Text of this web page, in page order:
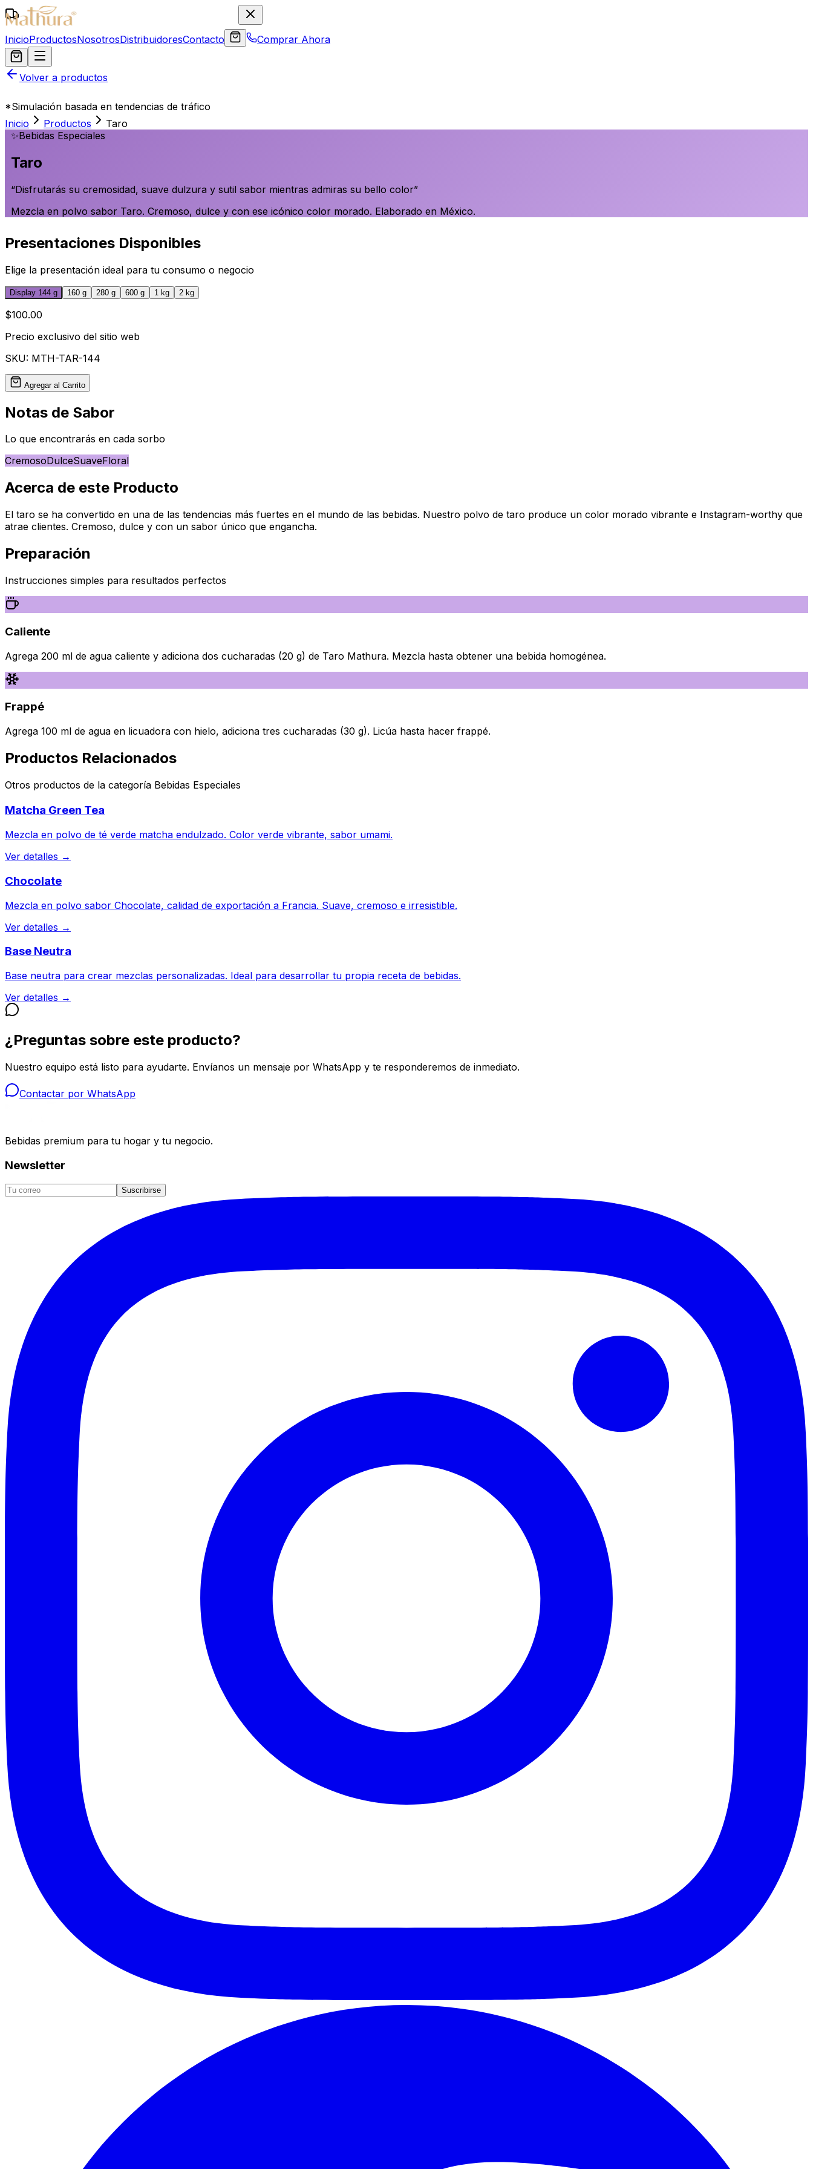
InicioProductosNosotrosDistribuidoresContacto Comprar Ahora
Volver a productos
*Simulación basada en tendencias de tráfico
Inicio
Productos
Taro
✨Bebidas Especiales
Taro
“Disfrutarás su cremosidad, suave dulzura y sutil sabor mientras admiras su bello color”
Mezcla en polvo sabor Taro. Cremoso, dulce y con ese icónico color morado. Elaborado en México.
Presentaciones Disponibles
Elige la presentación ideal para tu consumo o negocio
Display 144 g 160 g 280 g 600 g 1 kg 2 kg
$100.00
Precio exclusivo del sitio web
SKU: MTH-TAR-144
Agregar al Carrito
Notas de Sabor
Lo que encontrarás en cada sorbo
CremosoDulceSuaveFloral
Acerca de este Producto
El taro se ha convertido en una de las tendencias más fuertes en el mundo de las bebidas. Nuestro polvo de taro produce un color morado vibrante e Instagram-worthy que
atrae clientes. Cremoso, dulce y con un sabor único que engancha.
Preparación
Instrucciones simples para resultados perfectos
Caliente
Agrega 200 ml de agua caliente y adiciona dos cucharadas (20 g) de Taro Mathura. Mezcla hasta obtener una bebida homogénea.
Frappé
Agrega 100 ml de agua en licuadora con hielo, adiciona tres cucharadas (30 g). Licúa hasta hacer frappé.
Productos Relacionados
Otros productos de la categoría Bebidas Especiales
Matcha Green Tea
Mezcla en polvo de té verde matcha endulzado. Color verde vibrante, sabor umami.
Ver detalles →
Chocolate
Mezcla en polvo sabor Chocolate, calidad de exportación a Francia. Suave, cremoso e irresistible.
Ver detalles →
Base Neutra
Base neutra para crear mezclas personalizadas. Ideal para desarrollar tu propia receta de bebidas.
Ver detalles →
¿Preguntas sobre este producto?
Nuestro equipo está listo para ayudarte. Envíanos un mensaje por WhatsApp y te responderemos de inmediato.
Contactar por WhatsApp
Bebidas premium para tu hogar y tu negocio.
Newsletter
Suscribirse